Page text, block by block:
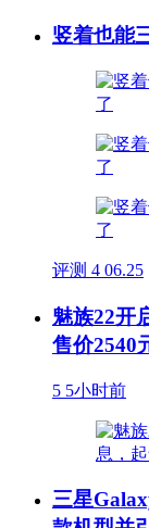
竖着也能
评测 4 06.25
魅族22开
售价2540
5 5小时前
三星